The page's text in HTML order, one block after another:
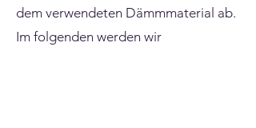
dem verwendeten Dämmmaterial ab.
Im folgenden werden wir